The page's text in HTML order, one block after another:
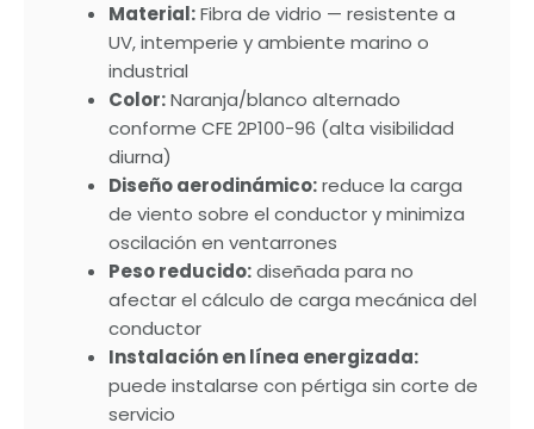
Material:Fibra de vidrio — resistente a
UV, intemperie y ambiente marino o
industrial
Color:Naranja/blanco alternado
conforme CFE 2P100-96 (alta visibilidad
diurna)
Diseño aerodinámico:reduce la carga
de viento sobre el conductor y minimiza
oscilación en ventarrones
Peso reducido:diseñada para no
afectar el cálculo de carga mecánica del
conductor
Instalación en línea energizada:
puede instalarse con pértiga sin corte de
servicio